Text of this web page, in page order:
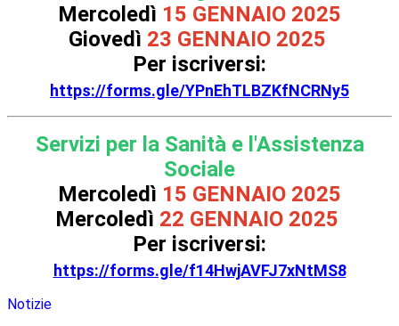
Mercoledì 15 GENNAIO 2025
Giovedì 23 GENNAIO 2025
Per iscriversi:
https://forms.gle/YPnEhTLBZKfNCRNy5
Servizi per la Sanità e l'Assistenza
Sociale
Mercoledì 15 GENNAIO 2025
Mercoledì 22 GENNAIO 2025
Per iscriversi:
https://forms.gle/f14HwjAVFJ7xNtMS8
Notizie